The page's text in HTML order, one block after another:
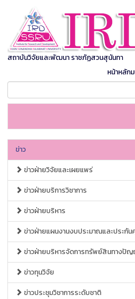
สถาบันวิจัยและพัฒนา ราชภัฏสวนสุนันทา
หน้าหลัก
ข่าว
ข่าวฝ่ายวิจัยและเผยแพร่
ข่าวฝ่ายบริการวิชาการ
ข่าวฝ่ายบริหาร
ข่าวฝ่ายแผนงานงบประมาณและประกั
ข่าวฝ่ายบริหารจัดการทรัพย์สินทางปัญ
ข่าวทุนวิจัย
ข่าวประชุมวิชาการระดับชาติ